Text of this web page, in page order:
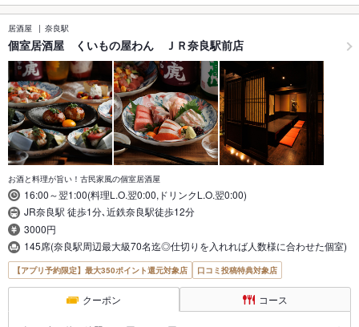
居酒屋 奈良駅
個室居酒屋 くいもの屋わん ＪＲ奈良駅前店
お酒と料理が旨い！古民家風の個室居酒屋
16:00～翌1:00(料理L.O.翌0:00,ドリンクL.O.翌0:00)
JR奈良駅 徒歩1分､近鉄奈良駅徒歩12分
3000円
145席(奈良駅周辺最大級70名迄◎仕切りを入れれば人数様に合わせた個室)
【アプリ予約限定】最大350ポイント還元対象店 口コミ投稿特典対象店
クーポン コース